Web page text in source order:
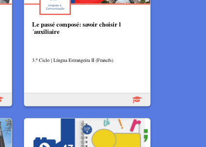
Le passé composé: savoir choisir l
´auxiliaire
3.º Ciclo | Língua Estrangeira II (Francês)